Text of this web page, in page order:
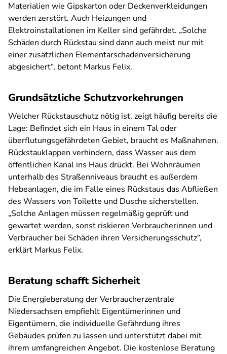
Materialien wie Gipskarton oder Deckenverkleidungen
werden zerstört. Auch Heizungen und
Elektroinstallationen im Keller sind gefährdet. „Solche
Schäden durch Rückstau sind dann auch meist nur mit
einer zusätzlichen Elementarschadenversicherung
abgesichert“, betont Markus Felix.
Grundsätzliche Schutzvorkehrungen
Welcher Rückstauschutz nötig ist, zeigt häufig bereits die
Lage: Befindet sich ein Haus in einem Tal oder
überflutungsgefährdeten Gebiet, braucht es Maßnahmen.
Rückstauklappen verhindern, dass Wasser aus dem
öffentlichen Kanal ins Haus drückt. Bei Wohnräumen
unterhalb des Straßenniveaus braucht es außerdem
Hebeanlagen, die im Falle eines Rückstaus das Abfließen
des Wassers von Toilette und Dusche sicherstellen.
„Solche Anlagen müssen regelmäßig geprüft und
gewartet werden, sonst riskieren Verbraucherinnen und
Verbraucher bei Schäden ihren Versicherungsschutz“,
erklärt Markus Felix.
Beratung schafft Sicherheit
Die Energieberatung der Verbraucherzentrale
Niedersachsen empfiehlt Eigentümerinnen und
Eigentümern, die individuelle Gefährdung ihres
Gebäudes prüfen zu lassen und unterstützt dabei mit
ihrem umfangreichen Angebot. Die kostenlose Beratung